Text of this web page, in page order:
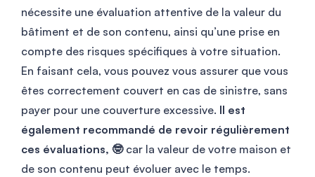
nécessite une évaluation attentive de la valeur du
bâtiment et de son contenu, ainsi qu’une prise en
compte des risques spécifiques à votre situation.
En faisant cela, vous pouvez vous assurer que vous
êtes correctement couvert en cas de sinistre, sans
payer pour une couverture excessive. Il est
également recommandé de revoir régulièrement
ces évaluations, 🤓car la valeur de votre maison et
de son contenu peut évoluer avec le temps.